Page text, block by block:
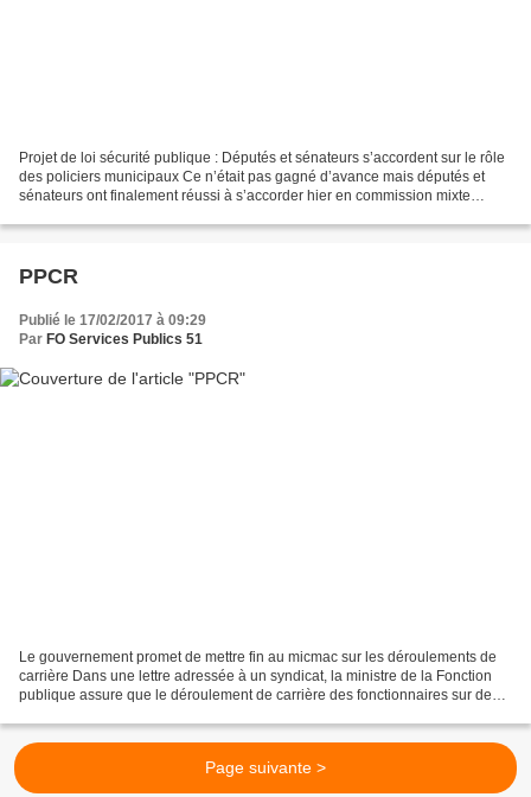
Projet de loi sécurité publique : Députés et sénateurs s’accordent sur le rôle
des policiers municipaux Ce n’était pas gagné d’avance mais députés et
sénateurs ont finalement réussi à s’accorder hier en commission mixte
PPCR
Publié le 17/02/2017 à 09:29
Par FO Services Publics 51
Le gouvernement promet de mettre fin au micmac sur les déroulements de
carrière Dans une lettre adressée à un syndicat, la ministre de la Fonction
publique assure que le déroulement de carrière des fonctionnaires sur deux
Page suivante >